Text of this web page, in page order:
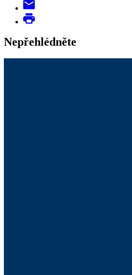
Nepřehlédněte